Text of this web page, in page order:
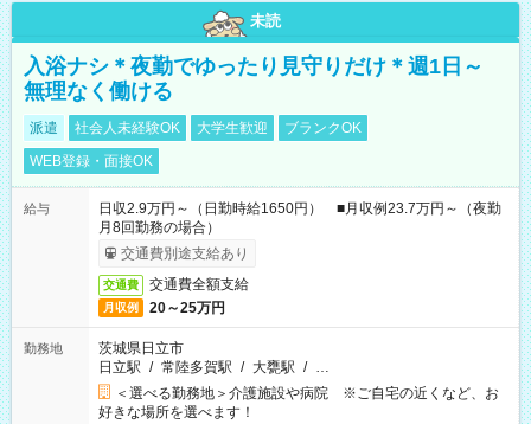
未読
入浴ナシ＊夜勤でゆったり見守りだけ＊週1日～
無理なく働ける
派遣 社会人未経験OK 大学生歓迎
ブランクOK
WEB登録・面接OK
給与
日収2.9万円～（日勤時給1650円） ■月収例23.7万円～（夜勤
月8回勤務の場合）
交通費別途支給あり
交通費 交通費全額支給
月収例 20～25万円
勤務地
茨城県日立市
日立駅 / 常陸多賀駅 / 大甕駅 / …
＜選べる勤務地＞介護施設や病院 ※ご自宅の近くなど、お
好きな場所を選べます！